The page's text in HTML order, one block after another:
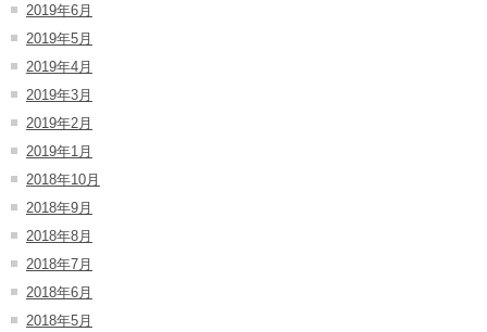
2019年6月
2019年5月
2019年4月
2019年3月
2019年2月
2019年1月
2018年10月
2018年9月
2018年8月
2018年7月
2018年6月
2018年5月